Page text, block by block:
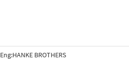
Eng:HANKE BROTHERS